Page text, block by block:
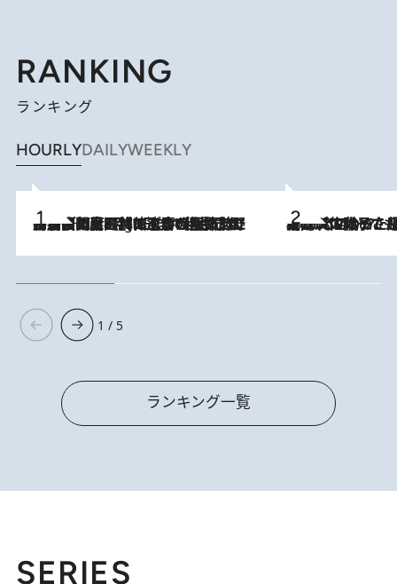
RANKING
ランキング
HOURLYDAILYWEEKLY
11 Hours Ago
「最後に見られてよかった」上野動物園の東園パンダ舎が解体前に特別公開。8月16日まで延長されたパネル展と共に辿る“半世紀”のパンダ飼育《解体工事の図面あり》 2026.8.5
【阿川佐和子さんの年とる力】なぜ70代で始めた趣味は“こんなに楽しい”のか？ ピアノ、俳句…スランプに陥っても続けられる“ある秘訣”とは
1 / 5
ランキング一覧
SERIES